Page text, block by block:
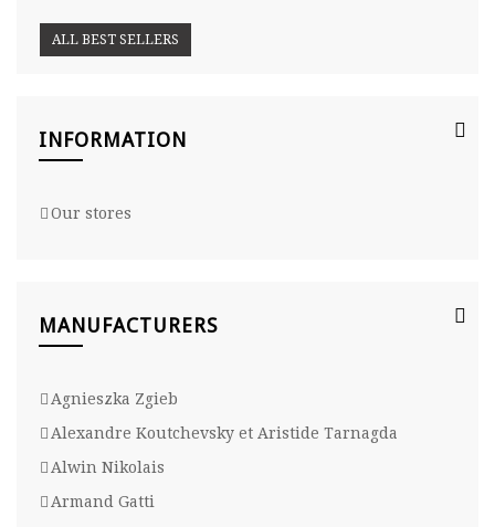
ALL BEST SELLERS
INFORMATION
Our stores
MANUFACTURERS
Agnieszka Zgieb
Alexandre Koutchevsky et Aristide Tarnagda
Alwin Nikolais
Armand Gatti